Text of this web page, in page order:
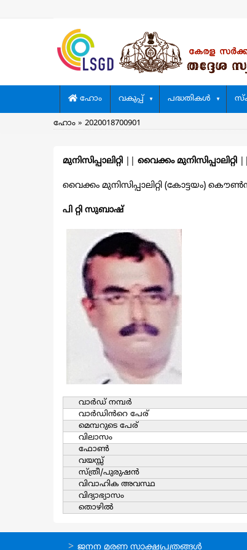
Main
navigation
ഹോം വകുപ്പ് പദ്ധതികള്‍
Breadcrumb
ഹോം 2020018700901
മുനിസിപ്പാലിറ്റി വൈക്കം മുനിസിപ്പാലിറ്റി
വൈക്കം മുനിസിപ്പാലിറ്റി (കോട്ടയം)
പി റ്റി സുബാഷ്
വാര്‍ഡ്‌ നമ്പര്‍
വാര്‍ഡിൻറെ പേര്
മെമ്പറുടെ പേര്
വിലാസം
ഫോൺ
വയസ്സ്
സ്ത്രീ/പുരുഷന്‍
വിവാഹിക അവസ്ഥ
വിദ്യാഭ്യാസം
തൊഴില്‍
ജനന മരണ സാക്ഷ്യപത്രങ്ങള്‍